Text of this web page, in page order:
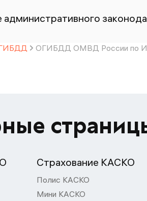
ГИБДД ОГИБДД ОМВД России по
Страхование КАСКО
Полис КАСКО
Мини КАСКО